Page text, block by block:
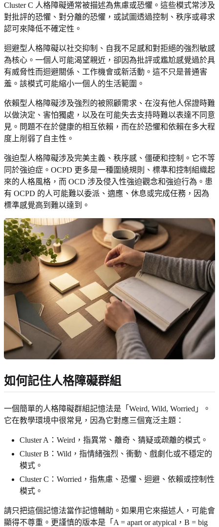
Cluster C 人格障礙通常被描述為焦慮或恐懼。這些模式常涉及
對批評的恐懼、對分離的恐懼，或試圖透過控制、秩序或尋求
認可來降低不確定性。
迴避型人格障礙以社交抑制、自我不足感和對拒絕的強烈敏感
為核心。一個人可能渴望親近，卻因為批評或尷尬感覺過於具
有威脅性而迴避關係、工作機會或新活動。這不只是普通害
羞。該模式可能縮小一個人的生活範圍。
依賴型人格障礙涉及強烈的被照顧需求、在沒有他人保證時難
以做決定、害怕獨處，以及在可能失去支持時難以表達不同意
見。問題不在於健康的相互依賴，而在於恐懼和依賴在多大程
度上削弱了自主性。
強迫型人格障礙涉及完美主義、秩序感、僵硬和控制。它不等
同於強迫症。OCPD 更多是一種圍繞規則、標準和控制組織起
來的人格風格，而 OCD 涉及侵入性強迫觀念和強迫行為。患
有 OCPD 的人可能難以委派、適應、休息或完成任務，因為
標準感覺高到難以達到。
如何記住人格障礙群組
一個簡單的人格障礙群組記憶法是「Weird, Wild, Worried」。
它在教學環境中很常見，因為它對應三個寬泛主題：
Cluster A：Weird，指異常、離奇、猜疑或疏離的模式。
Cluster B：Wild，指情緒強烈、衝動、戲劇化或不穩定的
模式。
Cluster C：Worried，指焦慮、恐懼、迴避、依賴或控制性
模式。
請只把這個記憶法當作記憶輔助。如果用它來描述人，可能會
顯得不尊重。更謹慎的版本是「A = apart or atypical，B = big